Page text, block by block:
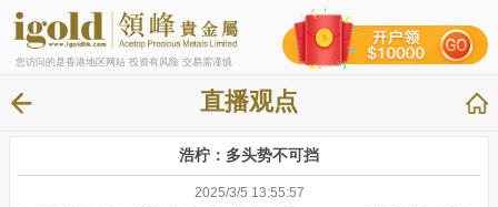
您访问的是香港地区网站 投资有风险 交易需谨慎
直播观点
浩柠：多头势不可挡
2025/3/5 13:55:57